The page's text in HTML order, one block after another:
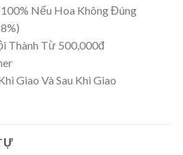
Nếu Hoa Không Đúng
Thành Từ 500,000đ
Giao Và Sau Khi Giao